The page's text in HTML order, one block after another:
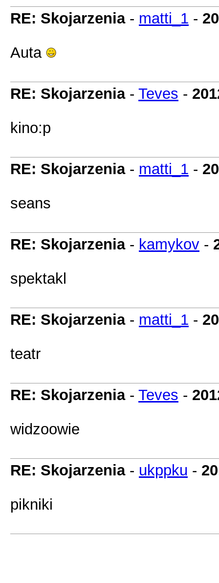
RE: Skojarzenia- matti_1 -
Auta
RE: Skojarzenia- Teves -
kino:p
RE: Skojarzenia- matti_1 -
seans
RE: Skojarzenia- kamykov -
spektakl
RE: Skojarzenia- matti_1 -
teatr
RE: Skojarzenia- Teves -
widzoowie
RE: Skojarzenia- ukppku -
pikniki